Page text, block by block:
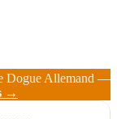
Dogue Allemand —
→